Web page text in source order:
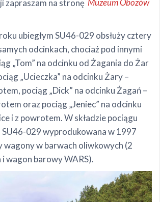
zapraszam na stronę Muzeum Obozów
ubiegłym SU46-029 obsłuży cztery
odcinkach, chociaż pod innymi
„Tom” na odcinku od Żagania do Żar
„Ucieczka” na odcinku Żary –
pociąg „Dick” na odcinku Żagań –
oraz pociąg „Jeniec” na odcinku
i z powrotem. W składzie pociągu
SU46-029 wyprodukowana w 1997
wagony w barwach oliwkowych (2
i wagon barowy WARS).